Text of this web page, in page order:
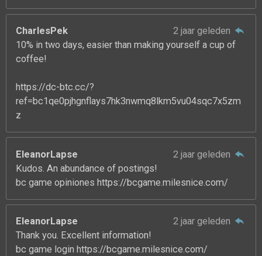
CharlesPek
2 jaar geleden
10% in two days, easier than making yourself a cup of
coffee!
https://dc-btc.cc/?
ref=bc1qe0pjhgnflays7hk3nwmq8lkm5vu04sqc7x5zm
z
EleanorLapse
2 jaar geleden
Kudos. An abundance of postings!
bc game opiniones https://bcgame.milesnice.com/
EleanorLapse
2 jaar geleden
Thank you. Excellent information!
bc game login https://bcgame.milesnice.com/